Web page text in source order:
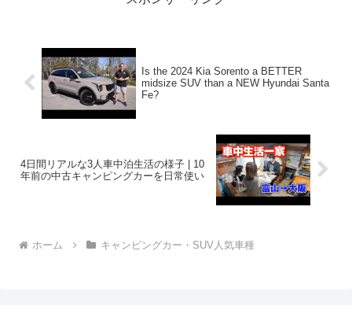
Is the 2024 Kia Sorento a BETTER
midsize SUV than a NEW Hyundai Santa
Fe?
4日間リアルな3人車中泊生活の様子 | 10
年前の中古キャンピングカーを日常使い
ホーム キャンピングカー・SUV人気車種